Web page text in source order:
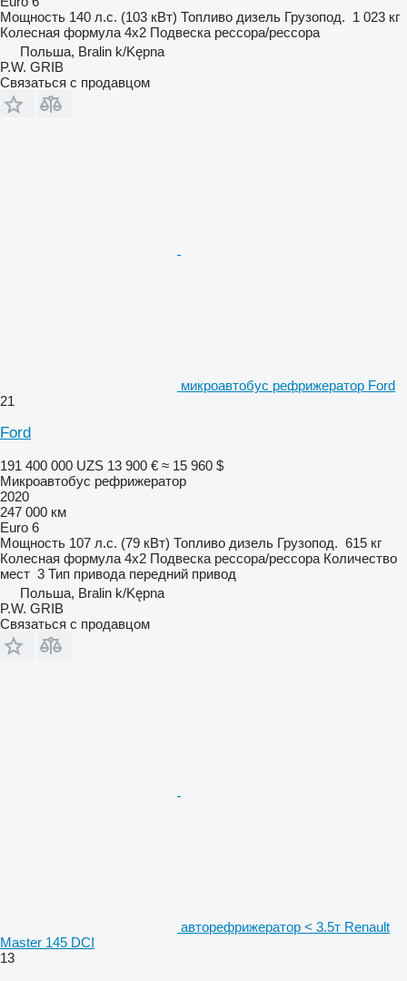
Мощность 140 л.с. (103 кВт) Топливо дизель Грузопод. 1 023 кг
Колесная формула 4x2 Подвеска рессора/рессора
Польша, Bralin k/Kępna
P.W. GRIB
Связаться с продавцом
микроавтобус рефрижератор Ford
21
Ford
191 400 000 UZS 13 900 € ≈ 15 960 $
Микроавтобус рефрижератор
2020
247 000 км
Euro 6
Мощность 107 л.с. (79 кВт) Топливо дизель Грузопод. 615 кг
Колесная формула 4x2 Подвеска рессора/рессора Количество
мест 3 Тип привода передний привод
Польша, Bralin k/Kępna
P.W. GRIB
Связаться с продавцом
авторефрижератор < 3.5т Renault
Master 145 DCI
13